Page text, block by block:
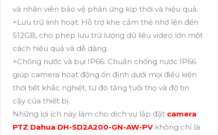
và nhân viên bảo vệ phản ứng kịp thời và hiệu quả.
+Lưu trữ linh hoạt: Hỗ trợ khe cắm thẻ nhớ lên đến
512GB, cho phép lưu trữ lượng dữ liệu video lớn một
cách hiệu quả và dễ dàng.
+Chống nước và bụi IP66: Chuẩn chống nước IP66
giúp camera hoạt động ổn định dưới mọi điều kiện
thời tiết khắc nghiệt, từ đó tăng tuổi thọ và độ tin
cậy của thiết bị.
Những lợi ích này làm cho dịch vụ lắp đặt camera
PTZ Dahua DH-SD2A200-GN-AW-PVkhông chỉ là